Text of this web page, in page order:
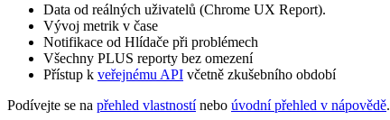
Data od reálných uživatelů (Chrome UX Report).
Vývoj metrik v čase
Notifikace od Hlídače při problémech
Všechny PLUS reporty bez omezení
Přístup k veřejnému API včetně zkušebního období
Podívejte se na přehled vlastnostínebo úvodní přehled v nápovědě.